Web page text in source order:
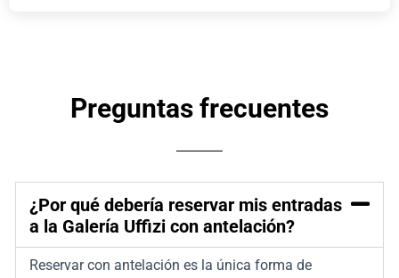
Preguntas frecuentes
¿Por qué debería reservar mis entradas
a la Galería Uffizi con antelación?
Reservar con antelación es la única forma de